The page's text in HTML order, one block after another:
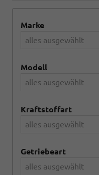
Marke
alles ausgewählt
Modell
alles ausgewählt
Kraftstoffart
alles ausgewählt
Getriebeart
alles ausgewählt